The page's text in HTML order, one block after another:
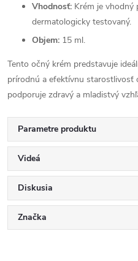
Vhodnosť: Krém je vhodný
dermatologicky testovaný.
Objem: 15 ml.
Tento očný krém predstavuje
prírodnú a efektívnu starostlivosť
podporuje zdravý a mladistvý
Parametre produktu
Videá
Diskusia
Značka